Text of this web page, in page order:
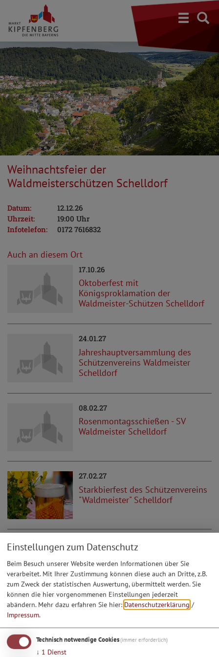
Weihnachtsfeier der
Waldmeisterschützen Schelldorf
Datum:
12.12.26
Uhrzeit:
19:00 Uhr
Infotelefon:
0172 7616832
Auch an diesem Ort
17.10.26
Oktoberfest mit
Königsproklamation der
Waldmeister-Schützen Schelldorf
24.01.27
Jahreshauptversammlung des
Schützenvereins Waldmeister
Schelldorf
08.02.27
Rosenmontagsschießen - SV
Waldmeister Schelldorf
27.02.27
Starkbierfest des Schützenvereins
"Waldmeister" Schelldorf
27.03.27
Jagdgenossenschaft Schelldorf
Einstellungen zum Datenschutz
Beim Besuch unserer Website werden Informationen über Sie
verarbeitet. Mit Ihrer Zustimmung können diese auch an Dritte, z.B.
zum Zweck der statistischen Auswertung, übermittelt werden. Sie
können die hier vorgenommenen Einstellungen jederzeit
abändern. Mehr dazu erfahren Sie hier: Datenschutzerklärung /
Impressum.
Technisch notwendige Cookies(immer erforderlich)
↓ 1 Dienst